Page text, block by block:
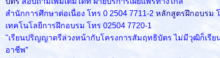
สำนักการศึกษาต่อเนื่อง โทร 0 2504 7711-2 หลักสูตรฝึกอบรม
เทคโนโลยีการฝึกอบรม โทร 02504 7720-1
"เรียนปริญญาตรีล่วงหน้ากับโครงการสัมฤทธิบัตร ไม่มีวุฒิก็เรี
อาชีพ”